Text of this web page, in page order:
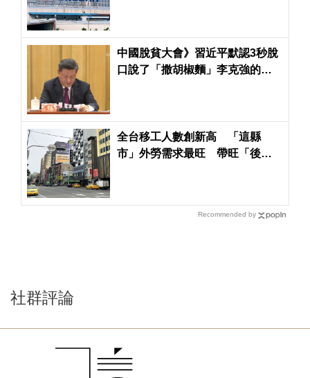
中國脫貧大會》習近平默認3秒脫
口說了「撒胡椒麵」李克強的一
全台移工人數創新高 「這縣
市」外勞需求最旺 帶旺「後站
Recommended by
社群評論